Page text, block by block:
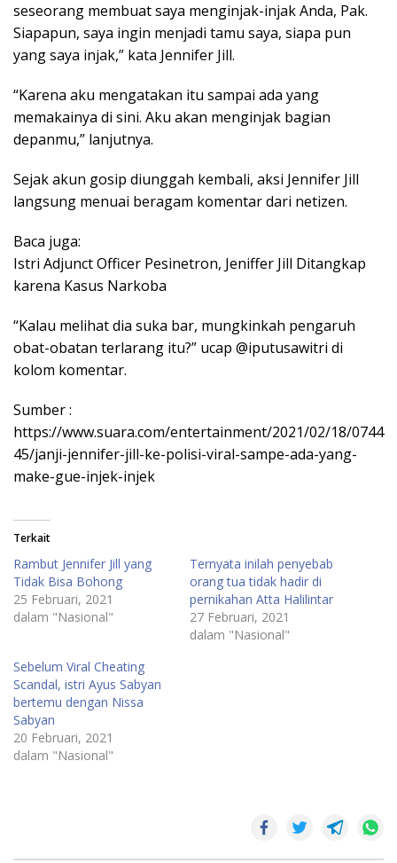
seseorang membuat saya menginjak-injak Anda, Pak.
Siapapun, saya ingin menjadi tamu saya, siapa pun
yang saya injak,” kata Jennifer Jill.
“Karena aku mengatakan itu sampai ada yang
memakainya di sini. Aku akan menginjak bagian
depanmu,” lanjutnya.
Sejak akun gosip diunggah kembali, aksi Jennifer Jill
langsung menuai beragam komentar dari netizen.
Baca juga:
Istri Adjunct Officer Pesinetron, Jeniffer Jill Ditangkap
karena Kasus Narkoba
“Kalau melihat dia suka bar, mungkinkah pengaruh
obat-obatan terlarang itu?” ucap @iputusawitri di
kolom komentar.
Sumber :
https://www.suara.com/entertainment/2021/02/18/0744
45/janji-jennifer-jill-ke-polisi-viral-sampe-ada-yang-
make-gue-injek-injek
Terkait
Rambut Jennifer Jill yang
Tidak Bisa Bohong
25 Februari, 2021
dalam "Nasional"
Ternyata inilah penyebab
orang tua tidak hadir di
pernikahan Atta Halilintar
27 Februari, 2021
dalam "Nasional"
Sebelum Viral Cheating
Scandal, istri Ayus Sabyan
bertemu dengan Nissa
Sabyan
20 Februari, 2021
dalam "Nasional"